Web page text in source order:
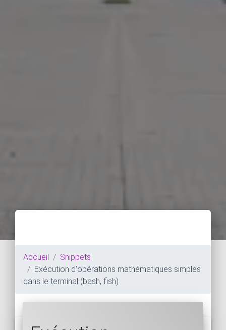
Accueil
Snippets
Exécution d'opérations mathématiques simples
dans le terminal (bash, fish)